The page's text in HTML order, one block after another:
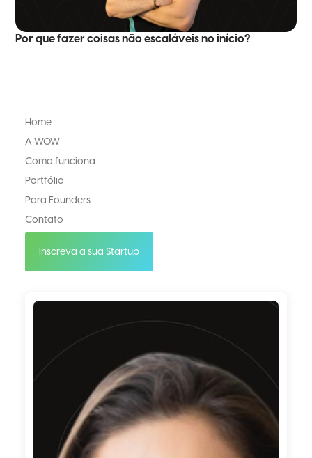
Por que fazer coisas não escaláveis no início?
Home
A WOW
Como funciona
Portfólio
Para Founders
Contato
Inscreva a sua Startup